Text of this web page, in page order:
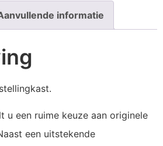
informatie
u een ruime keuze aan originele
een uitstekende